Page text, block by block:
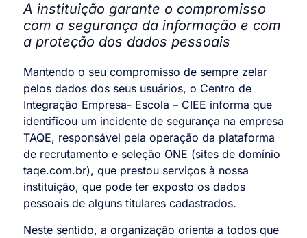
A instituição garante o compromisso
com a segurança da informação e com
a proteção dos dados pessoais
Mantendo o seu compromisso de sempre zelar
pelos dados dos seus usuários, o Centro de
Integração Empresa- Escola – CIEE informa que
identificou um incidente de segurança na empresa
TAQE, responsável pela operação da plataforma
de recrutamento e seleção ONE (sites de domínio
taqe.com.br), que prestou serviços à nossa
instituição, que pode ter exposto os dados
pessoais de alguns titulares cadastrados.
Neste sentido, a organização orienta a todos que